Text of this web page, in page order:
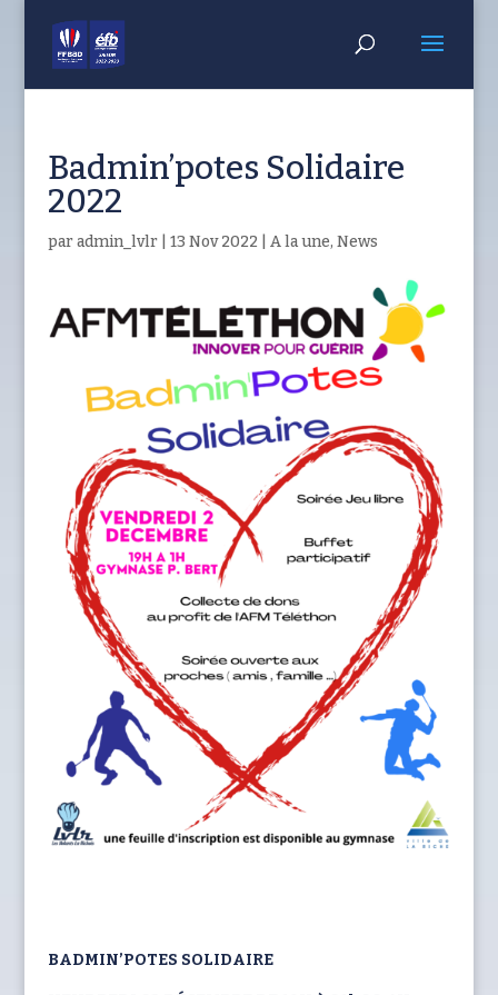
Badmin’potes Solidaire
2022
paradmin_lvlr| 13 Nov 2022 A la une, News
BADMIN’POTES SOLIDAIRE